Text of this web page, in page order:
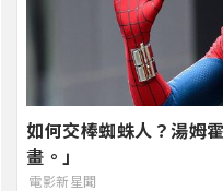
如何交棒蜘蛛人？湯姆
畫。」
電影新星聞